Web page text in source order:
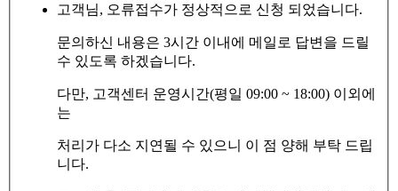
고객님, 오류접수가 정상적으로 신청 되었습니다.
문의하신 내용은 3시간 이내에 메일로 답변을 드릴
수 있도록 하겠습니다.
다만, 고객센터 운영시간(평일 09:00 ~ 18:00) 이외에
는
처리가 다소 지연될 수 있으니 이 점 양해 부탁 드립
니다.